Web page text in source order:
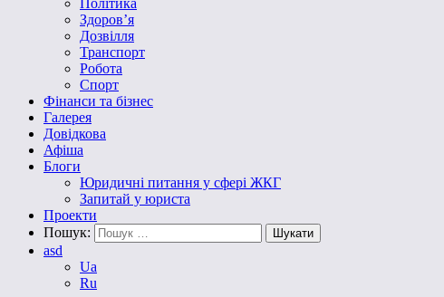
Політика
Здоров’я
Дозвілля
Транспорт
Робота
Спорт
Фінанси та бізнес
Галерея
Довідкова
Афіша
Блоги
Юридичні питання у сфері ЖКГ
Запитай у юриста
Проекти
Пошук:
asd
Ua
Ru